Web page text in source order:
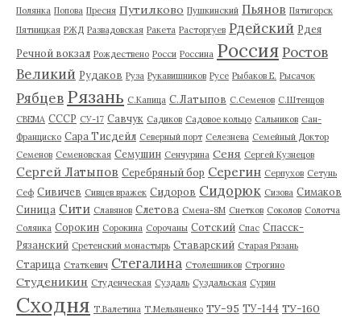
Полянка Попова Пресня Путилково Пушкинский Пьянов Пятигорск
Пятницкая РЖД Развадовская Ракета Расторгуев Рдейский Рдея
Речной вокзал Рождествено Росси Россина Россия Ростов
Великий Рудаков Руза Рукавишников Русе Рыбаков Е. Рысачок
Рябцев Рязань С.Капица С.Латыпов С.Семенов С.Штенцов
СВЕМА СССР СУ-17 Савчук Садиков Садовое кольцо Сальников Сан-
Франциско Сара Тисдейл Северный порт Селезнева Семейный Доктор
Семенов Семеновская Семушин Сенчурина Сеня Сергей Кузнецов
Сергей Латыпов Серебряный бор Серегин Серпухов Сетунь
Сеф Сивичев Сивцев вражек Сидоров Сидорюк Сизова Симаков
Синица Сити Славянов Слетова Смена-8М Снетков Соколов Солотча
Солянка Сорокин Сорокина Сорочаны Сотский Спас Спасск-
Рязанский Сретенский монастырь Ставарский Старая Рязань
Старица Статкевич Стегалина Столешников Строгино
Студеникин Студенческая Суздаль Суздальская Сурин
Сходня Т.Валетина Т.Мельяненко ТУ-95 ТУ-144 ТУ-160